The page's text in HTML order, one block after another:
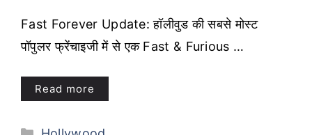
Fast Forever Update: हॉलीवुड की सबसे मोस्ट
पॉपुलर फ्रेंचाइजी में से एक Fast & Furious …
Read more
Categories